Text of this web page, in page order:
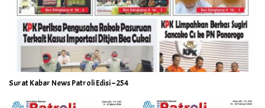
Surat Kabar News Patroli Edisi – 254